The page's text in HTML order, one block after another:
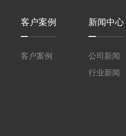
客户案例
客户案例
新闻中心
公司新闻
行业新闻